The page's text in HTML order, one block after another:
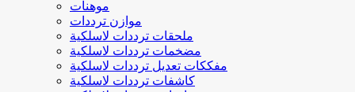
موهنات
موازن ترددات
ملحقات ترددات لاسلكية
مضخمات ترددات لاسلكية
مفككات تعديل ترددات لاسلكية
كاشفات ترددات لاسلكية